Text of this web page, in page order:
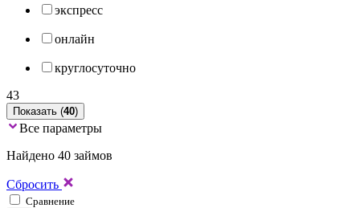
экспресс
онлайн
круглосуточно
43
Показать (40)
Все параметры
Найдено 40 займов
Сбросить
Сравнение